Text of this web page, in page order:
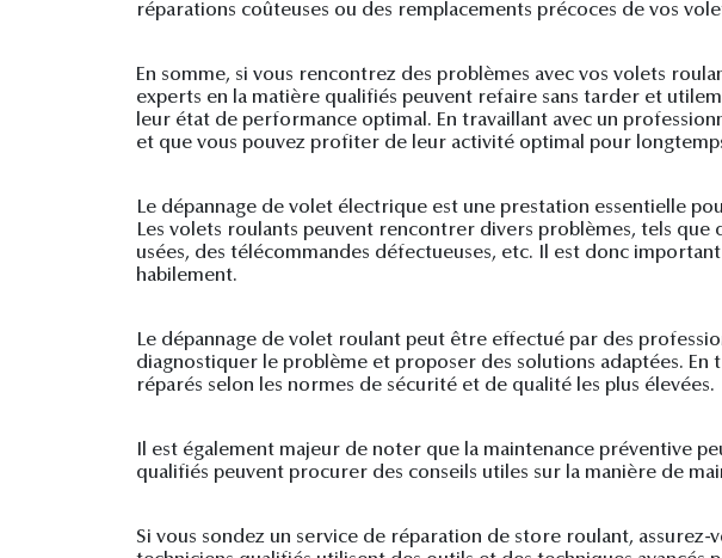
réparations coûteuses ou des remplacements précoces de vos
En somme, si vous rencontrez des problèmes avec vos volets
experts en la matière qualifiés peuvent refaire sans tarder et
leur état de performance optimal. En travaillant avec un
et que vous pouvez profiter de leur activité optimal pour
Le dépannage de volet électrique est une prestation essentielle
Les volets roulants peuvent rencontrer divers problèmes, tels que
usées, des télécommandes défectueuses, etc. Il est donc
habilement.
Le dépannage de volet roulant peut être effectué par des
diagnostiquer le problème et proposer des solutions adaptées.
réparés selon les normes de sécurité et de qualité les plus élevées.
Il est également majeur de noter que la maintenance préventive
qualifiés peuvent procurer des conseils utiles sur la manière de
Si vous sondez un service de réparation de store roulant,